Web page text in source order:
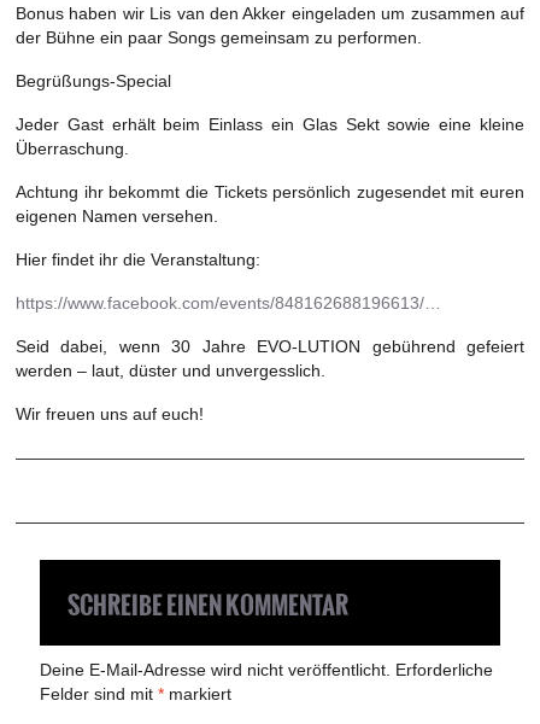
Bonus haben wir Lis van den Akker eingeladen um zusammen auf
der Bühne ein paar Songs gemeinsam zu performen.
Begrüßungs-Special
Jeder Gast erhält beim Einlass ein Glas Sekt sowie eine kleine
Überraschung.
Achtung ihr bekommt die Tickets persönlich zugesendet mit euren
eigenen Namen versehen.
Hier findet ihr die Veranstaltung:
https://www.facebook.com/events/848162688196613/…
Seid dabei, wenn 30 Jahre EVO-LUTION gebührend gefeiert
werden – laut, düster und unvergesslich.
Wir freuen uns auf euch!
SCHREIBE EINEN KOMMENTAR
Deine E-Mail-Adresse wird nicht veröffentlicht. Erforderliche
Felder sind mit * markiert